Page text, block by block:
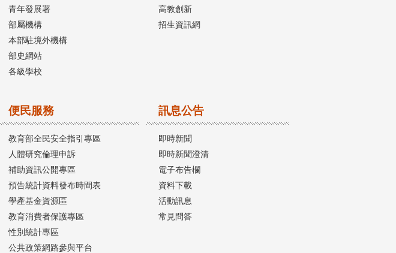
青年發展署
部屬機構
本部駐境外機構
部史網站
各級學校
高教創新
招生資訊網
便民服務
教育部全民安全指引專區
人體研究倫理申訴
補助資訊公開專區
預告統計資料發布時間表
學產基金資源區
教育消費者保護專區
性別統計專區
公共政策網路參與平台
訊息公告
即時新聞
即時新聞澄清
電子布告欄
資料下載
活動訊息
常見問答